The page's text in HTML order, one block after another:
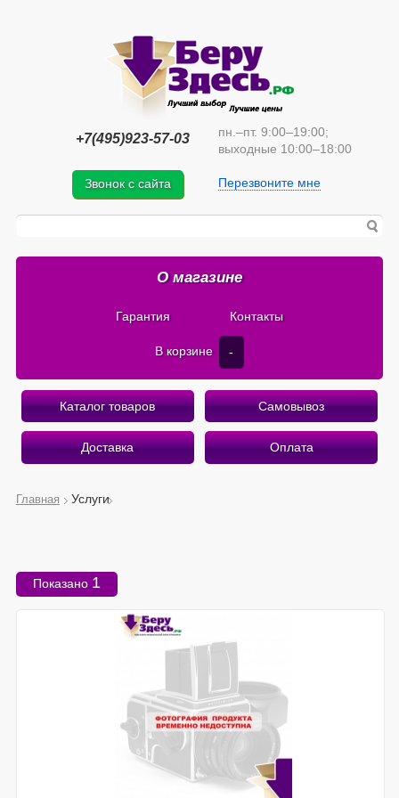
пн.–пт. 9:00–19:00;
выходные 10:00–18:00
+7(495)923-57-03
Звонок с сайта Перезвоните мне
О магазине
Гарантия Контакты
В корзине -
Каталог товаров Самовывоз
Доставка Оплата
Главная Услуги
Приветствуем Вас на страницах интернет-магазина
«Беру Здесь».
Рады предложить вам лучшее, что есть на рынке
мобильной электроники!
Экономим ваше время и деньги
Оказываем профессиональные услуги
Работаем качественно и быстро
Показано 1